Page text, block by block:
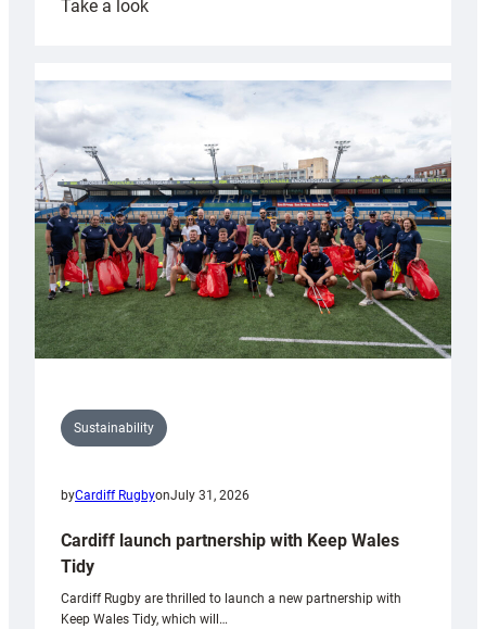
Take a look:
launches
special
Anniversary
Grogg
Sustainability
byCardiff RugbyonJuly 31, 2026
Cardiff launch partnership with Keep Wales
Tidy
Cardiff Rugby are thrilled to launch a new partnership with
Keep Wales Tidy, which will…